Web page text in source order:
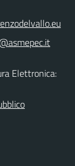
Elettronica: